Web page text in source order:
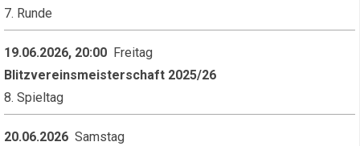
7. Runde
19.06.2026, 20:00 Freitag
Blitzvereinsmeisterschaft 2025/26
8. Spieltag
20.06.2026 Samstag